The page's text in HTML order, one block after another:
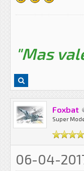
"Mas
Foxbat
Super
06-04-